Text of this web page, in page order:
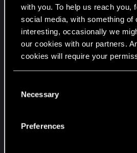
with you. To help us reach you,
social media, with something of
interesting, occasionally we
our cookies with our partners.
cookies will require your
and tweak your preferences
Necessary
Preferences
Nilfgaard
Marina imperial -Su coste de
cambiado de 4 a 5.
Reinos del Norte
Rey Demavend III -Su
Onagro -
Su coste de
Scoia'tael